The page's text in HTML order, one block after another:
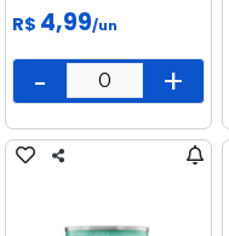
R$ 4,99/un
- +